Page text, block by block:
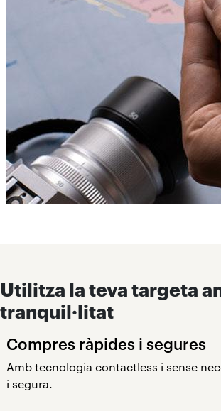
Utilitza la teva targeta
tranquil·litat
Compres ràpides i segures
Amb tecnologia contactless i sense
i segura.